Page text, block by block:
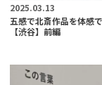
2025.03.13
五感で北斎作品を体感
【渋谷】前編